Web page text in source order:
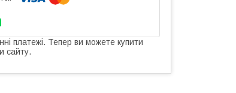
платежі. Тепер ви можете купити
сайту.